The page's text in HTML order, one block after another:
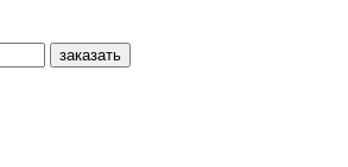
заказать